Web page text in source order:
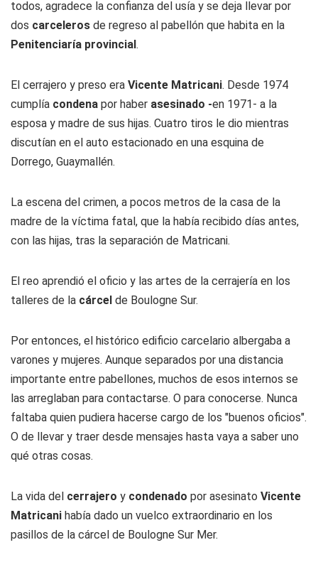
todos, agradece la confianza del usía y se deja llevar por
dos carceleros de regreso al pabellón que habita en la
Penitenciaría provincial.
El cerrajero y preso era Vicente Matricani. Desde 1974
cumplía condena por haber asesinado -en 1971- a la
esposa y madre de sus hijas. Cuatro tiros le dio mientras
discutían en el auto estacionado en una esquina de
Dorrego, Guaymallén.
La escena del crimen, a pocos metros de la casa de la
madre de la víctima fatal, que la había recibido días antes,
con las hijas, tras la separación de Matricani.
El reo aprendió el oficio y las artes de la cerrajería en los
talleres de la cárcel de Boulogne Sur.
Por entonces, el histórico edificio carcelario albergaba a
varones y mujeres. Aunque separados por una distancia
importante entre pabellones, muchos de esos internos se
las arreglaban para contactarse. O para conocerse. Nunca
faltaba quien pudiera hacerse cargo de los "buenos oficios".
O de llevar y traer desde mensajes hasta vaya a saber uno
qué otras cosas.
La vida del cerrajero y condenado por asesinato Vicente
Matricani había dado un vuelco extraordinario en los
pasillos de la cárcel de Boulogne Sur Mer.